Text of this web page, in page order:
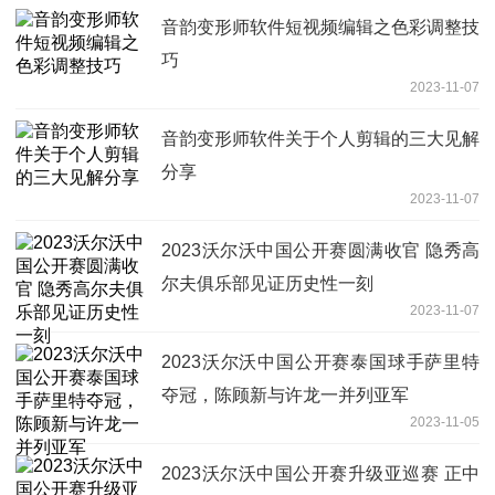
音韵变形师软件短视频编辑之色彩调整技
巧
2023-11-07
音韵变形师软件关于个人剪辑的三大见解
分享
2023-11-07
2023沃尔沃中国公开赛圆满收官 隐秀高
尔夫俱乐部见证历史性一刻
2023-11-07
2023沃尔沃中国公开赛泰国球手萨里特
夺冠，陈顾新与许龙一并列亚军
2023-11-05
2023沃尔沃中国公开赛升级亚巡赛 正中